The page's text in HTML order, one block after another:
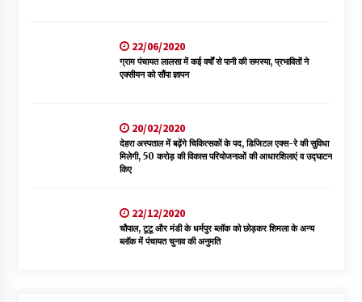
22/06/2020
ग्राम पंचायत लालसा में कई वर्षों से पानी की समस्या, प्रभावितों ने
एक्सीयन को सौंपा ज्ञापन
20/02/2020
देहरा अस्पताल में बढ़ेंगे चिकित्सकों के पद, डिजिटल एक्स-रे की सुविधा
मिलेगी, 50 करोड़ की विकास परियोजनाओं की आधारशिलाएं व उद्घाटन
किए
22/12/2020
चौपाल, टूटू और मंडी के धर्मपुर ब्लॉक को छोड़कर शिमला के अन्य
ब्लॉक में पंचायत चुनाव की अनुमति